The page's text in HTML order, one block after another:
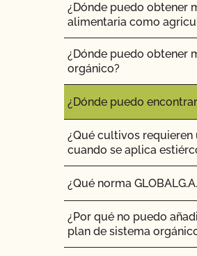
¿No OMG significa sin
¿El uso del sello
dinero?
¿Cómo y con qué
Seguridad Alimentaria
¿Cómo puedo
Actualizaciones OSP?
¿Cómo puedo controlar
¿Cómo puedo
alimentaria?
¿Dónde puedo obtener
alimentaria como
¿Dónde puedo obtener
orgánico?
¿Dónde puedo
¿Qué cultivos requieren
cuando se aplica
¿Qué norma
¿Por qué no puedo
plan de sistema